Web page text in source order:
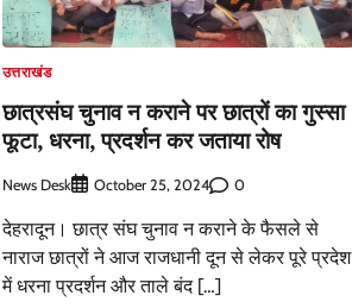
उत्तराखंड
छात्रसंघ चुनाव न कराने पर छात्रों का गुस्सा
फूटा, धरना, प्रदर्शन कर जताया रोष
News Desk October 25, 2024 0
देहरादून। छात्र संघ चुनाव न कराने के फैसले से
नाराज छात्रों ने आज राजधानी दून से लेकर पूरे प्रदेश
में धरना प्रदर्शन और ताले बंद […]